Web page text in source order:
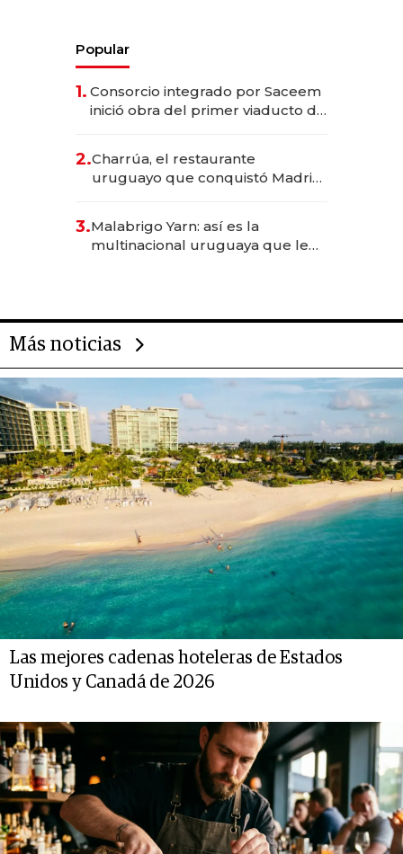
Popular
1. Consorcio integrado por Saceem
inició obra del primer viaducto de
millones
2.Charrúa, el restaurante
uruguayo que conquistó Madrid:
anticipación y prepara apertura
3.Malabrigo Yarn: así es la
multinacional uruguaya que le
Más noticias
Las mejores cadenas hoteleras de Estados
Unidos y Canadá de 2026